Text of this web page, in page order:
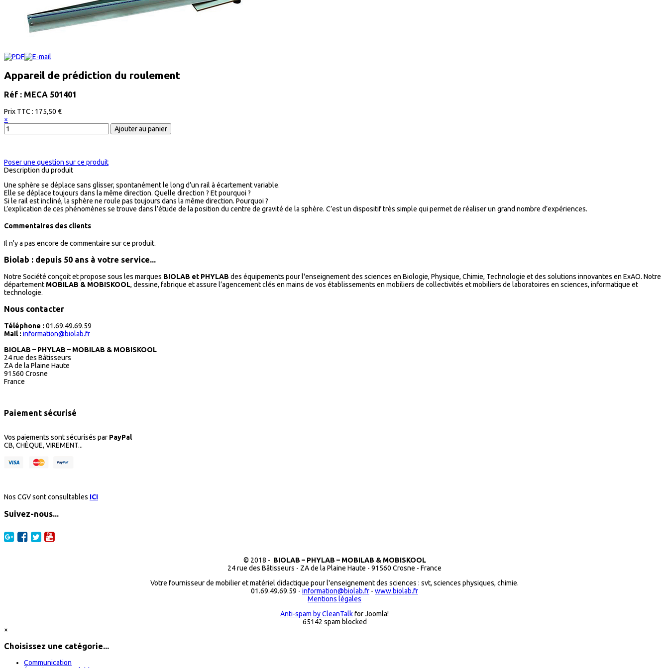
Appareil de prédiction du roulement
Réf : MECA 501401
Prix ​​TTC : 175,50 €
×
Poser une question sur ce produit
Description du produit
Une sphère se déplace sans glisser, spontanément le long d’un rail à écartement variable.
Elle se déplace toujours dans la même direction. Quelle direction ? Et pourquoi ?
Si le rail est incliné, la sphère ne roule pas toujours dans la même direction. Pourquoi ?
L’explication de ces phénomènes se trouve dans l’étude de la position du centre de gravité de la sphère. C’est un dispositif très simple qui permet de réaliser un grand nombre d’expériences.
Commentaires des clients
Il n'y a pas encore de commentaire sur ce produit.
Biolab : depuis 50 ans à votre service...
Notre Société conçoit et propose sous les marques BIOLAB et PHYLAB des équipements pour l'enseignement des sciences en Biologie, Physique, Chimie, Technologie et des solutions innovantes en ExAO. Notre
département MOBILAB & MOBISKOOL, dessine, fabrique et assure l’agencement clés en mains de vos établissements en mobiliers de collectivités et mobiliers de laboratoires en sciences, informatique et
technologie.
Nous contacter
Téléphone : 01.69.49.69.59
Mail : information@biolab.fr
BIOLAB – PHYLAB – MOBILAB & MOBISKOOL
24 rue des Bâtisseurs
ZA de la Plaine Haute
91560 Crosne
France
Paiement sécurisé
Vos paiements sont sécurisés par PayPal
CB, CHÈQUE, VIREMENT...
Nos CGV sont consultables ICI
Suivez-nous...
© 2018 - BIOLAB – PHYLAB – MOBILAB & MOBISKOOL
24 rue des Bâtisseurs - ZA de la Plaine Haute - 91560 Crosne - France
Votre fournisseur de mobilier et matériel didactique pour l'enseignement des sciences : svt, sciences physiques, chimie.
01.69.49.69.59 - information@biolab.fr - www.biolab.fr
Mentions légales
Anti-spam by CleanTalkfor Joomla!
65142 spam blocked
×
Choisissez une catégorie...
Communication